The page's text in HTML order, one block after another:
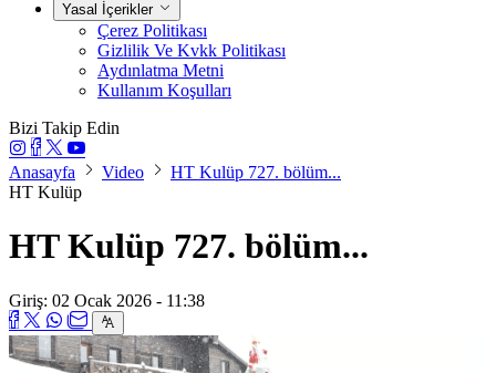
Yasal İçerikler
Çerez Politikası
Gizlilik Ve Kvkk Politikası
Aydınlatma Metni
Kullanım Koşulları
Bizi Takip Edin
Anasayfa Video
HT Kulüp 727. bölüm...
HT Kulüp
HT Kulüp 727. bölüm...
Giriş: 02 Ocak 2026 - 11:38